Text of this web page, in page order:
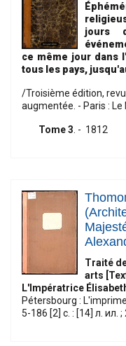
jours
ce même jour dans
tous les pays,
/Troisième édition,
augmentée. - Paris : Le
Tome 3. - 1812
Traité
arts
L'Impératrice
Pétersbourg :
5-186 [2] с. : [14] л. ил.